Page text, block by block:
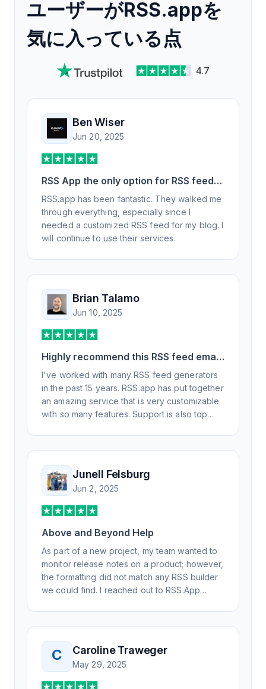
ユーザーがRSS.appを
気に入っている点
4.7
Ben Wiser
Jun 20, 2025
RSS App the only option for RSS feed
generation
RSS.app has been fantastic. They walked me
through everything, especially since I
needed a customized RSS feed for my blog. I
will continue to use their services.
Brian Talamo
Jun 10, 2025
Highly recommend this RSS feed email
/ widget generator service.
I've worked with many RSS feed generators
in the past 15 years. RSS.app has put together
an amazing service that is very customizable
with so many features. Support is also top
professionally. Highly recommend for all your
RSS feed needs. Our trucking news hub
website couldn't work without it. Thank you.
Junell Felsburg
Jun 2, 2025
Above and Beyond Help
As part of a new project, my team wanted to
monitor release notes on a product; however,
the formatting did not match any RSS builder
we could find. I reached out to RSS.App
day, but I spoke to someone who was
knowledgeable, kind, and clearly wanted to
understand the issue. It has been a few
weeks, but after many revisions and direct
support, all of my release notes are in a way
C Caroline Traweger
May 29, 2025